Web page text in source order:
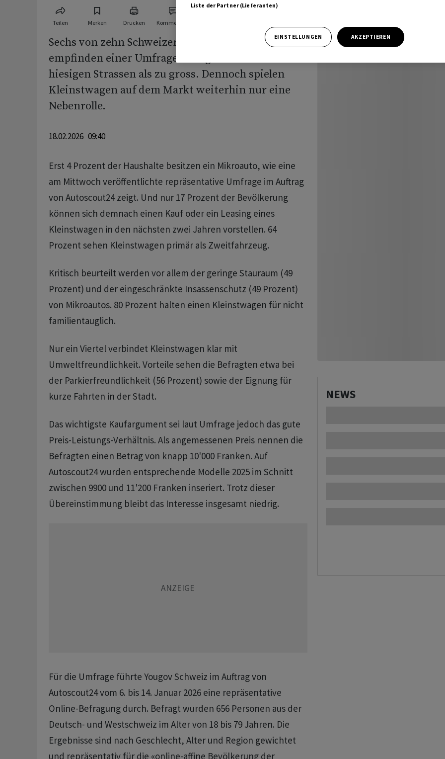
Teilen Merken Drucken Kommentare
Sechs von zehn Schweizerinnen und Schweizern
empfinden einer Umfrage zufolge die Autos auf
hiesigen Strassen als zu gross. Dennoch spielen
Kleinstwagen auf dem Markt weiterhin nur eine
Nebenrolle.
18.02.2026 09:40
Erst 4 Prozent der Haushalte besitzen ein Mikroauto, wie eine
am Mittwoch veröffentlichte repräsentative Umfrage im Auftrag
von Autoscout24 zeigt. Und nur 17 Prozent der Bevölkerung
können sich demnach einen Kauf oder ein Leasing eines
Kleinstwagen in den nächsten zwei Jahren vorstellen. 64
Prozent sehen Kleinstwagen primär als Zweitfahrzeug.
Kritisch beurteilt werden vor allem der geringe Stauraum (49
Prozent) und der eingeschränkte Insassenschutz (49 Prozent)
von Mikroautos. 80 Prozent halten einen Kleinstwagen für nicht
familientauglich.
Nur ein Viertel verbindet Kleinstwagen klar mit
Umweltfreundlichkeit. Vorteile sehen die Befragten etwa bei
der Parkierfreundlichkeit (56 Prozent) sowie der Eignung für
kurze Fahrten in der Stadt.
Das wichtigste Kaufargument sei laut Umfrage jedoch das gute
Preis-Leistungs-Verhältnis. Als angemessenen Preis nennen die
Befragten einen Betrag von knapp 10'000 Franken. Auf
Autoscout24 wurden entsprechende Modelle 2025 im Schnitt
zwischen 9900 und 11'200 Franken inseriert. Trotz dieser
Übereinstimmung bleibt das Interesse insgesamt niedrig.
Für die Umfrage führte Yougov Schweiz im Auftrag von
Autoscout24 vom 6. bis 14. Januar 2026 eine repräsentative
Online-Befragung durch. Befragt wurden 656 Personen aus der
Deutsch- und Westschweiz im Alter von 18 bis 79 Jahren. Die
Ergebnisse sind nach Geschlecht, Alter und Region gewichtet
und repräsentativ für die «online-affine Bevölkerung der
NEWS
Liste der Partner (Lieferanten)
EINSTELLUNGEN AKZEPTIEREN